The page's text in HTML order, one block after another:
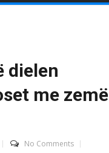
dielen
me
No Comments